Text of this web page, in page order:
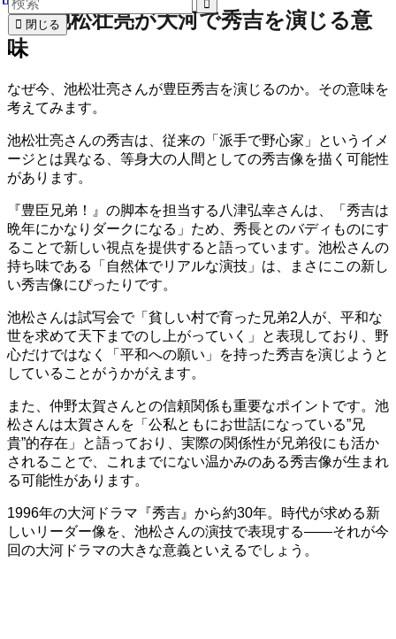
６．池松壮亮が大河で秀吉を演じる意
味
なぜ今、池松壮亮さんが豊臣秀吉を演じるのか。その意味を
考えてみます。
池松壮亮さんの秀吉は、従来の「派手で野心家」というイメ
ージとは異なる、等身大の人間としての秀吉像を描く可能性
があります。
『豊臣兄弟！』の脚本を担当する八津弘幸さんは、「秀吉は
晩年にかなりダークになる」ため、秀長とのバディものにす
ることで新しい視点を提供すると語っています。池松さんの
持ち味である「自然体でリアルな演技」は、まさにこの新し
い秀吉像にぴったりです。
池松さんは試写会で「貧しい村で育った兄弟2人が、平和な
世を求めて天下までのし上がっていく」と表現しており、野
心だけではなく「平和への願い」を持った秀吉を演じようと
していることがうかがえます。
また、仲野太賀さんとの信頼関係も重要なポイントです。池
松さんは太賀さんを「公私ともにお世話になっている”兄
貴”的存在」と語っており、実際の関係性が兄弟役にも活か
されることで、これまでにない温かみのある秀吉像が生まれ
る可能性があります。
1996年の大河ドラマ『秀吉』から約30年。時代が求める新
しいリーダー像を、池松さんの演技で表現する——それが今
回の大河ドラマの大きな意義といえるでしょう。
閉じる